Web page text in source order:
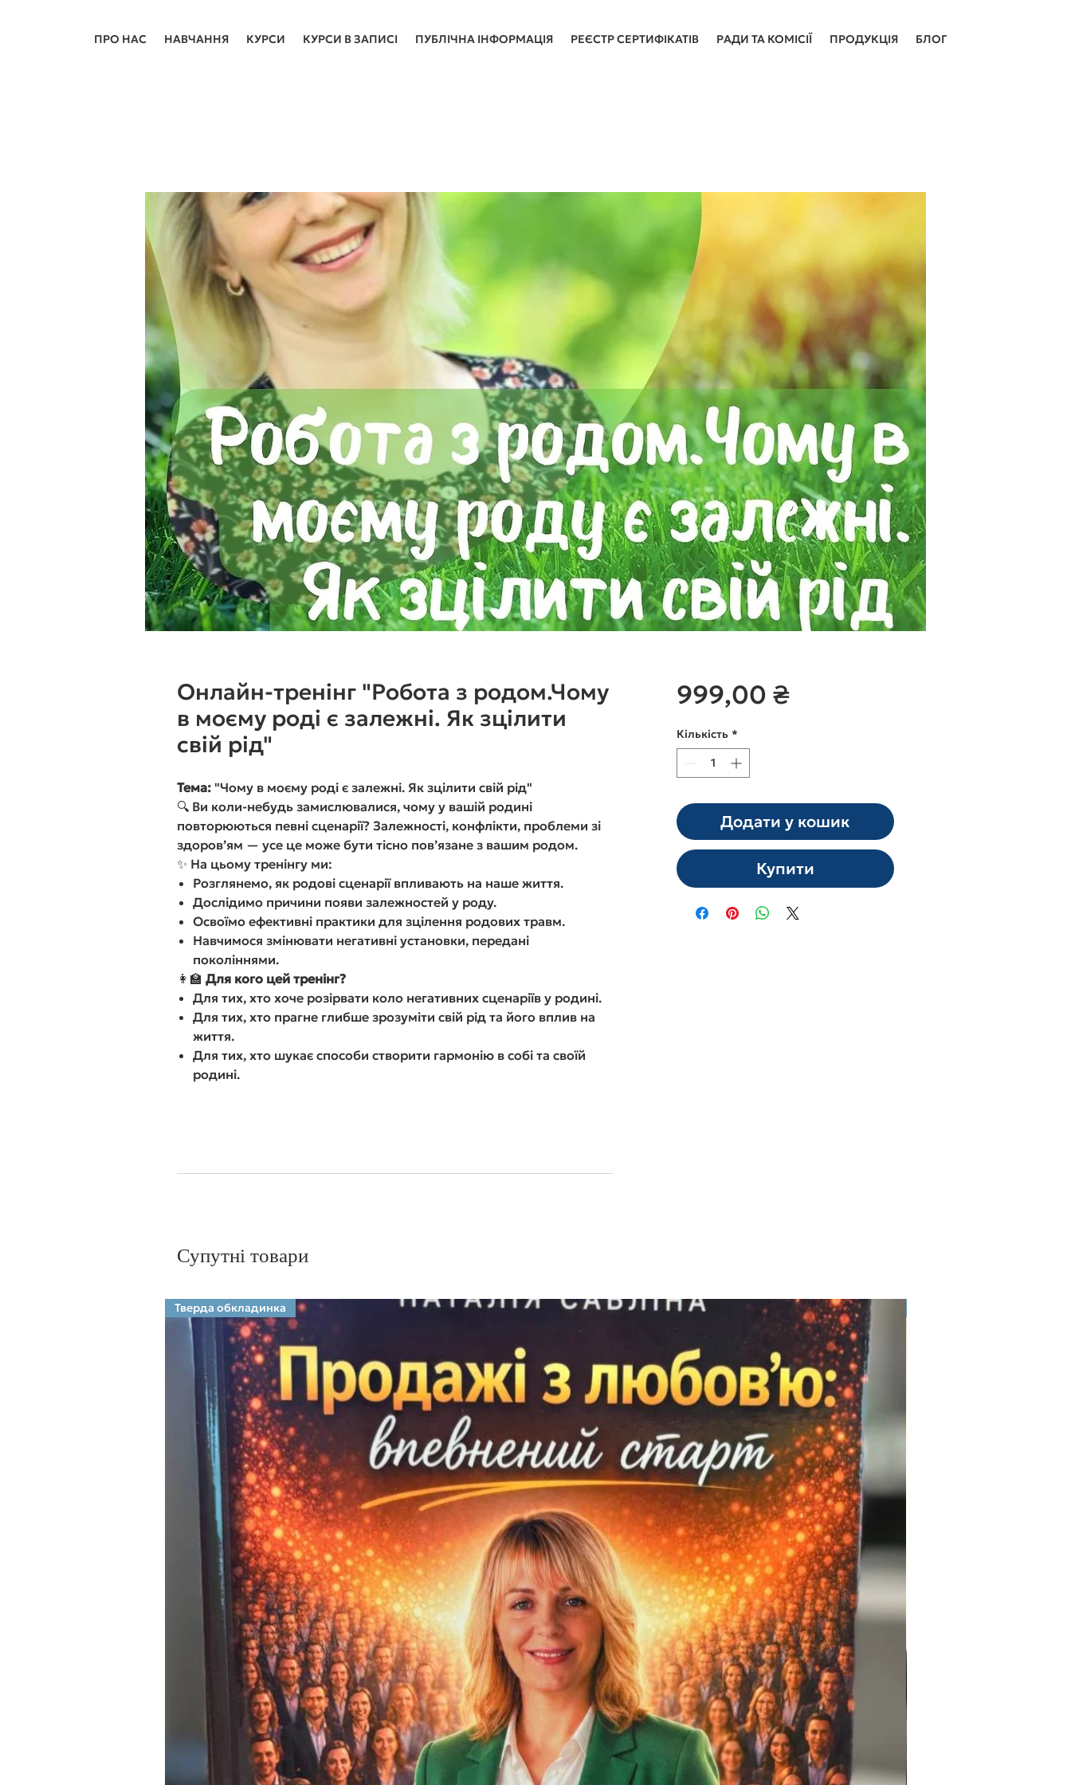
ПРО НАС НАВЧАННЯ КУРСИ КУРСИ В ЗАПИСІ ПУБЛІЧНА ІНФОРМАЦІЯ РЕЄСТР СЕРТИФІКАТІВ РАДИ ТА КОМІСІЇ ПРОДУКЦІЯ БЛОГ
Онлайн-тренінг "Робота з родом.Чому
в моєму роді є залежні. Як зцілити
свій рід"
Тема: "Чому в моєму роді є залежні. Як зцілити свій рід"
🔍 Ви коли-небудь замислювалися, чому у вашій родині
повторюються певні сценарії? Залежності, конфлікти, проблеми зі
здоров’ям — усе це може бути тісно пов’язане з вашим родом.
✨ На цьому тренінгу ми:
Розглянемо, як родові сценарії впливають на наше життя.
Дослідимо причини появи залежностей у роду.
Освоїмо ефективні практики для зцілення родових травм.
Навчимося змінювати негативні установки, передані
поколіннями.
👩‍🏫 Для кого цей тренінг?
Для тих, хто хоче розірвати коло негативних сценаріїв у родині.
Для тих, хто прагне глибше зрозуміти свій рід та його вплив на
життя.
Для тих, хто шукає способи створити гармонію в собі та своїй
родині.
999,00 ₴Ціна
Кількість *
Додати у кошик
Купити
Супутні товари
Тверда обкладинка